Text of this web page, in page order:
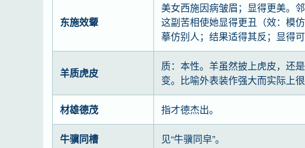
东施效颦
美女西施因病皱眉；显得更美。
这副苦相使她显得更丑（效：模
摹仿别人；结果适得其反；显得可
羊质虎皮
质：本性。羊虽然披上虎皮，还
变。比喻外表装作强大而实际上很
材雄德茂 指才德杰出。
牛骥同槽 见“牛骥同皁”。